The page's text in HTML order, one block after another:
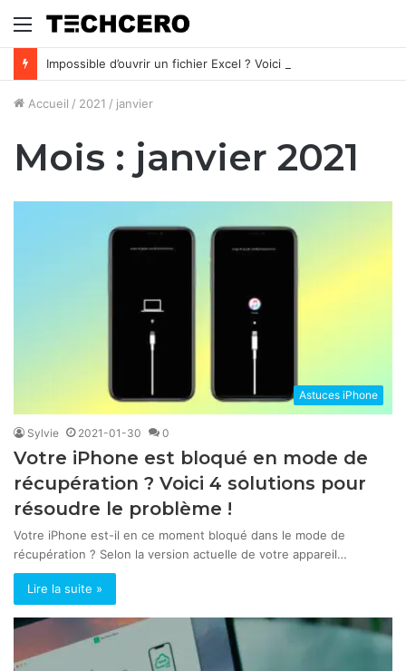
Menu
Impossible d’ouvrir un fichier Excel ? Voici 7 solutions !
Accueil / 2021 / janvier
Mois : janvier 2021
Astuces iPhone
Sylvie 2021-01-30 0
Votre iPhone est bloqué en mode de
récupération ? Voici 4 solutions pour
résoudre le problème !
Votre iPhone est-il en ce moment bloqué dans le mode de
récupération ? Selon la version actuelle de votre appareil…
Lire la suite »